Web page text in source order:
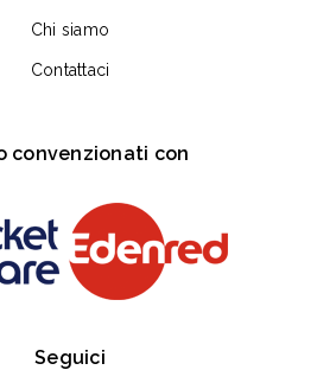
Chi siamo
Contattaci
convenzionati con
Seguici